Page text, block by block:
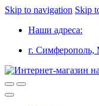
Skip to navigation Skip
Наши адреса:
г. Симферополь,